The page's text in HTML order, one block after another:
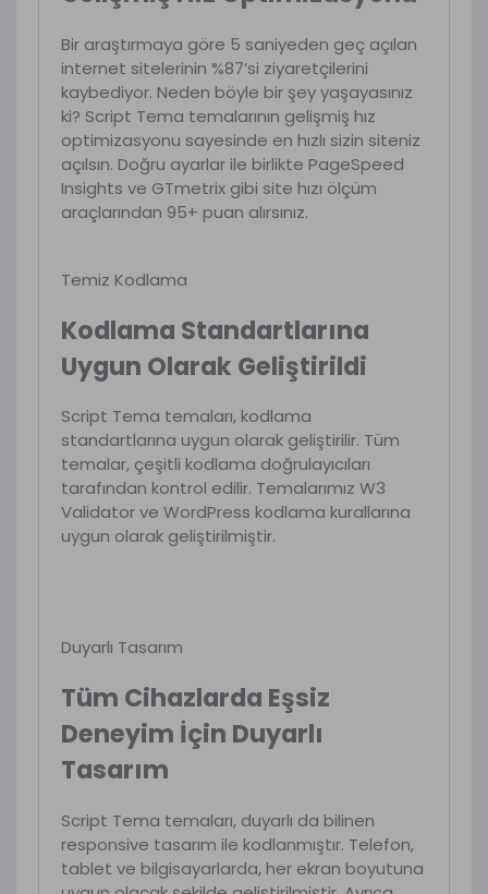
Bir araştırmaya göre 5 saniyeden geç açılan
internet sitelerinin %87’si ziyaretçilerini
kaybediyor. Neden böyle bir şey yaşayasınız
ki? Script Tema temalarının gelişmiş hız
optimizasyonu sayesinde en hızlı sizin siteniz
açılsın. Doğru ayarlar ile birlikte PageSpeed
Insights ve GTmetrix gibi site hızı ölçüm
araçlarından 95+ puan alırsınız.
Temiz Kodlama
Kodlama Standartlarına
Uygun Olarak Geliştirildi
Script Tema temaları, kodlama
standartlarına uygun olarak geliştirilir. Tüm
temalar, çeşitli kodlama doğrulayıcıları
tarafından kontrol edilir. Temalarımız W3
Validator ve WordPress kodlama kurallarına
uygun olarak geliştirilmiştir.
Duyarlı Tasarım
Tüm Cihazlarda Eşsiz
Deneyim İçin Duyarlı
Tasarım
Script Tema temaları, duyarlı da bilinen
responsive tasarım ile kodlanmıştır. Telefon,
tablet ve bilgisayarlarda, her ekran boyutuna